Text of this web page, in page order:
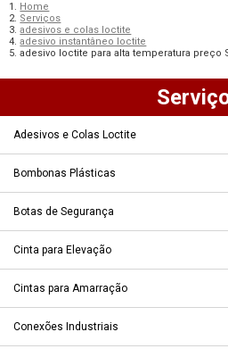
Home
Serviços
adesivos e colas loctite
adesivo instantâneo loctite
adesivo loctite para alta temperatura preço
Adesivos e Colas Loctite
Bombonas Plásticas
Botas de Segurança
Cinta para Elevação
Cintas para Amarração
Conexões Industriais